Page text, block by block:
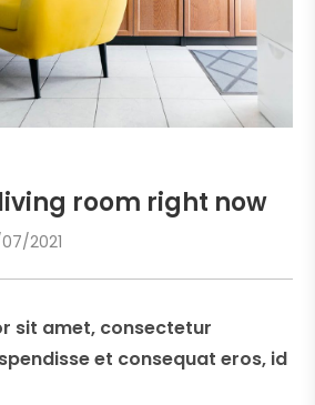
room right now
2021
sit amet, consectetur
et consequat eros, id